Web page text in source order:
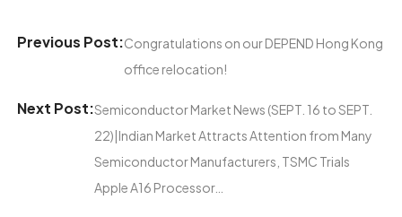
Previous Post:Congratulations on our DEPEND Hong Kong
office relocation!
Next Post:Semiconductor Market News (SEPT. 16 to SEPT.
22)|Indian Market Attracts Attention from Many
Semiconductor Manufacturers, TSMC Trials
Apple A16 Processor…